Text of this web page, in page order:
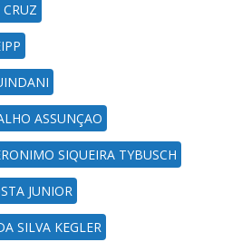
CRUZ
ASSUNÇAO
SIQUEIRA TYBUSCH
JUNIOR
SILVA KEGLER